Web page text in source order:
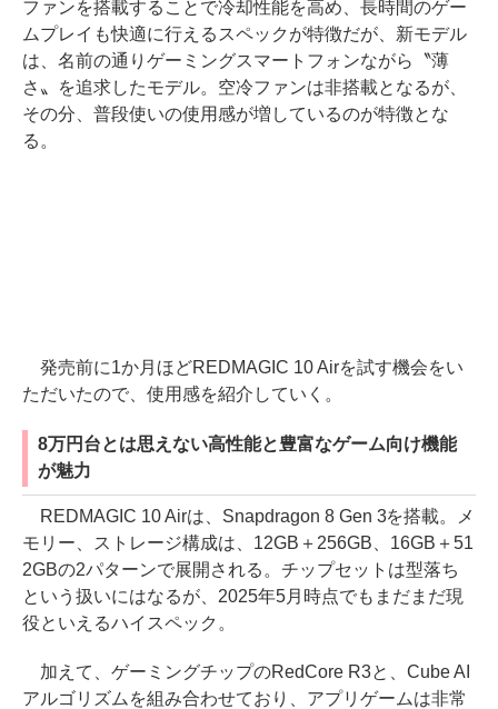
ファンを搭載することで冷却性能を高め、長時間のゲー
ムプレイも快適に行えるスペックが特徴だが、新モデル
は、名前の通りゲーミングスマートフォンながら〝薄
さ〟を追求したモデル。空冷ファンは非搭載となるが、
その分、普段使いの使用感が増しているのが特徴とな
る。
発売前に1か月ほどREDMAGIC 10 Airを試す機会をい
ただいたので、使用感を紹介していく。
8万円台とは思えない高性能と豊富なゲーム向け機能
が魅力
REDMAGIC 10 Airは、Snapdragon 8 Gen 3を搭載。メ
モリー、ストレージ構成は、12GB＋256GB、16GB＋51
2GBの2パターンで展開される。チップセットは型落ち
という扱いにはなるが、2025年5月時点でもまだまだ現
役といえるハイスペック。
加えて、ゲーミングチップのRedCore R3と、Cube AI
アルゴリズムを組み合わせており、アプリゲームは非常